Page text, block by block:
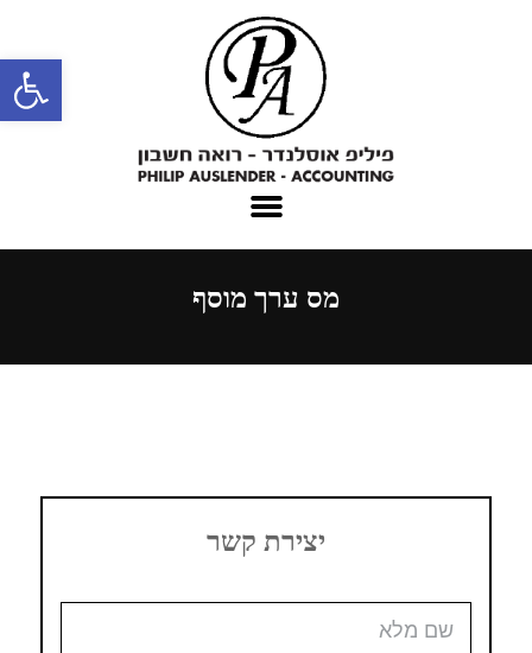
פתח סרגל נגישות
מס ערך מוסף
יצירת קשר